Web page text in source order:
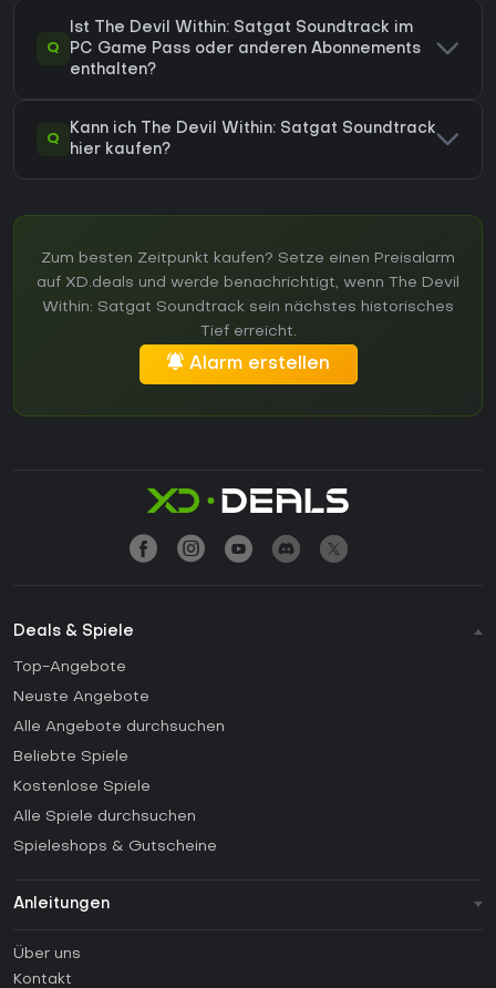
Q
Ist The Devil Within: Satgat Soundtrack im
PC Game Pass oder anderen Abonnements
enthalten?
Q
Kann ich The Devil Within: Satgat Soundtrack
hier kaufen?
Zum besten Zeitpunkt kaufen? Setze einen Preisalarm
auf XD.deals und werde benachrichtigt, wenn The Devil
Within: Satgat Soundtrack sein nächstes historisches
Tief erreicht.
Alarm erstellen
Deals & Spiele
Top-Angebote
Neuste Angebote
Alle Angebote durchsuchen
Beliebte Spiele
Kostenlose Spiele
Alle Spiele durchsuchen
Spieleshops & Gutscheine
Anleitungen
Anleitungen
Über uns
Kontakt